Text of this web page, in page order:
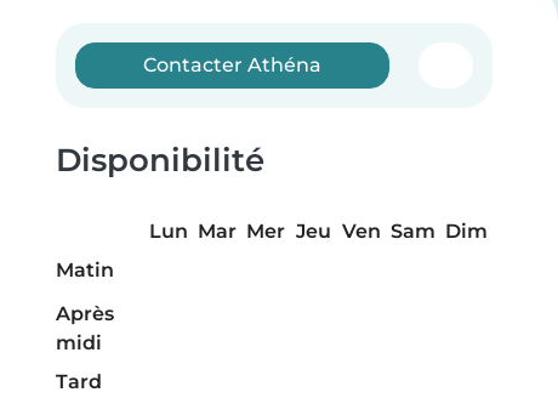
Contacter Athéna
Disponibilité
Lun Mar Mer Jeu Ven Sam Dim
Matin
Après
midi
Tard